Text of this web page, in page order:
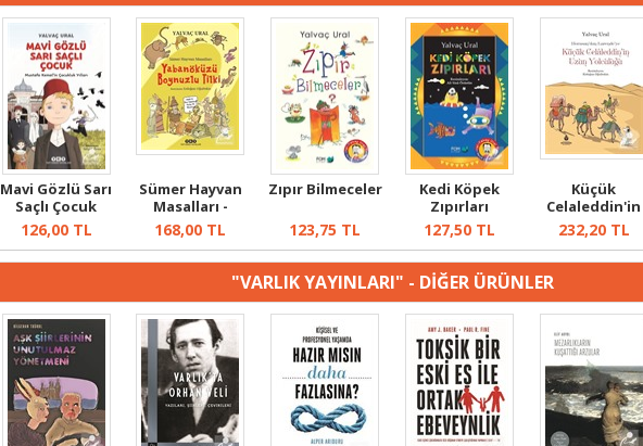
Mavi Gözlü Sarı
Saçlı Çocuk
126,00TL
Sümer Hayvan
Masalları -
Yabanöküzü
Boyn...
168,00 TL
Zıpır Bilmeceler
123,75 TL
Kedi Köpek
Zıpırları
127,50TL
Küçük
Celaleddin'in
Uzun Yolculuğu
232,20TL
"VARLIK YAYINLARI" - DİĞER ÜRÜNLER